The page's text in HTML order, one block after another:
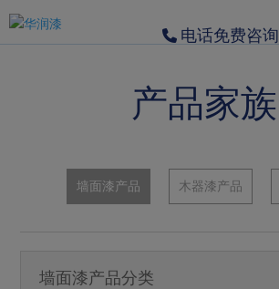
电话免费咨询
产品家族
墙面漆产品 木器漆产品
墙面漆产品分类